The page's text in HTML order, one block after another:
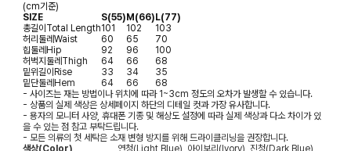
(cm기준)
SIZE
S(55) M(66) L(77)
총길이 Total Length101 102
103
허리둘레 Waist 60 65
70
힙둘레 Hip 92 96
100
허벅지둘레 Thigh 64 66
68
밑위길이 Rise 33 34
35
밑단둘레 Hem 64 66
68
- 사이즈는 재는 방법이나 위치에 따라 1~3cm 정도의 오차가 발생할 수 있습니다.
- 상품의 실제 색상은 상세페이지 하단의 디테일 컷과 가장 유사합니다.
- 용자의 모니터 사양, 휴대폰 기종 및 해상도 설정에 따라 실제 색상과 다소 차이가 있
을 수 있는 점 참고 부탁드립니다.
- 모든 의류의 첫 세탁은 소재 변형 방지를 위해 드라이클리닝을 권장합니다.